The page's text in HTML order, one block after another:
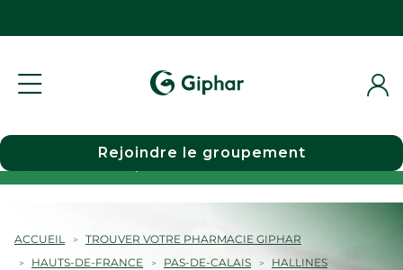
Choisir une pharmacie
Rejoindre le groupement
ACCUEIL
TROUVER VOTRE PHARMACIE GIPHAR
HAUTS-DE-FRANCE
PAS-DE-CALAIS
HALLINES